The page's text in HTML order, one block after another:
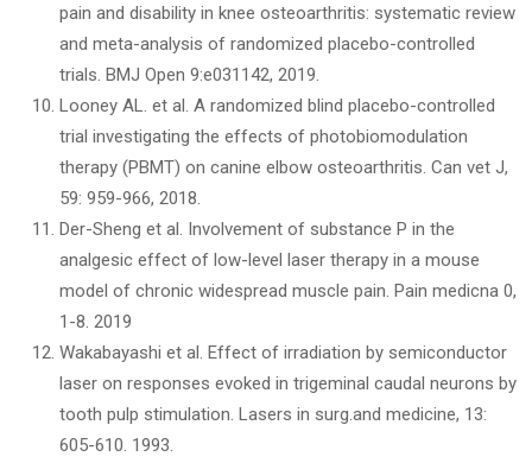
pain and disability in knee osteoarthritis: systematic review
and meta-analysis of randomized placebo-controlled
trials. BMJ Open 9:e031142, 2019.
Looney AL. et al. A randomized blind placebo-controlled
trial investigating the effects of photobiomodulation
therapy (PBMT) on canine elbow osteoarthritis. Can vet J,
59: 959-966, 2018.
Der-Sheng et al. Involvement of substance P in the
analgesic effect of low-level laser therapy in a mouse
model of chronic widespread muscle pain. Pain medicna 0,
1-8. 2019
Wakabayashi et al. Effect of irradiation by semiconductor
laser on responses evoked in trigeminal caudal neurons by
tooth pulp stimulation. Lasers in surg.and medicine, 13:
605-610. 1993.